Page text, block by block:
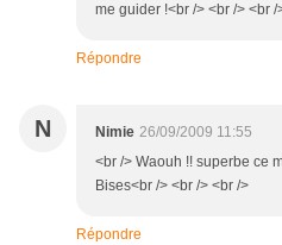
me guider !<br /> <br /> <br /
Répondre
N Nimie 26/09/2009 11:55
<br /> Waouh !! superbe ce
Bises<br /> <br /> <br />
Répondre